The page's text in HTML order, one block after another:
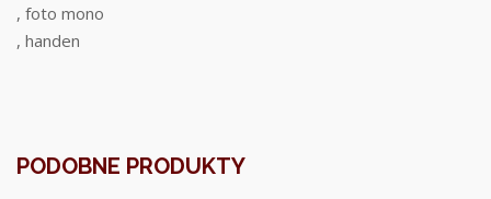
, foto mono
, handen
PODOBNE PRODUKTY